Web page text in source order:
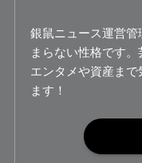
銀鼠ニュース運営管
まらない性格です
エンタメや資産ま
ます！